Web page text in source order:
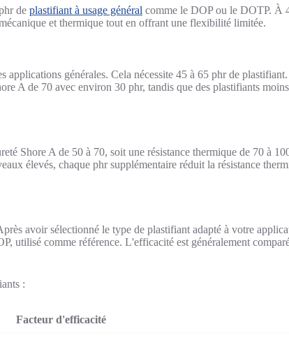
de plastifiant à usage général comme le DOP ou le DOTP. À
et thermique tout en offrant une flexibilité limitée.
générales. Cela nécessite 45 à 65 phr de
A de 70 avec environ 30 phr, tandis que des plastifiants
Shore A de 50 à 70, soit une résistance thermique de 70 à
élevés, chaque phr supplémentaire réduit la résistance
avoir sélectionné le type de plastifiant adapté à votre
utilisé comme référence. L'efficacité est généralement
:
Facteur d'efficacité